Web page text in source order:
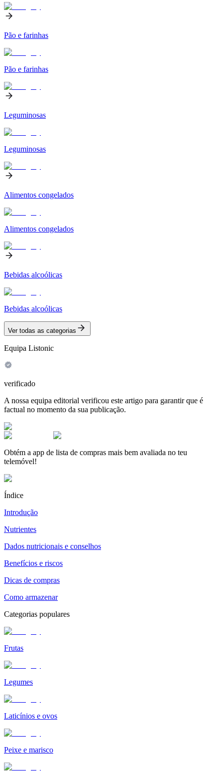
Pão e farinhas
Pão e farinhas
Leguminosas
Leguminosas
Alimentos congelados
Alimentos congelados
Bebidas alcoólicas
Bebidas alcoólicas
Ver todas as categorias
Equipa Listonic
verificado
A nossa equipa editorial verificou este artigo para garantir que é
factual no momento da sua publicação.
Obtém a app de lista de compras mais bem avaliada no teu
telemóvel!
Índice
Introdução
Nutrientes
Dados nutricionais e conselhos
Benefícios e riscos
Dicas de compras
Como armazenar
Categorias populares
Frutas
Legumes
Laticínios e ovos
Peixe e marisco